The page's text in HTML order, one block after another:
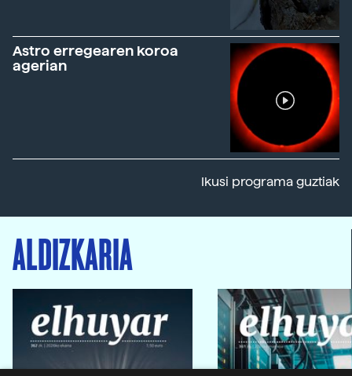
Astro erregearen koroa
agerian
Ikusi programa guztiak
ALDIZKARIA